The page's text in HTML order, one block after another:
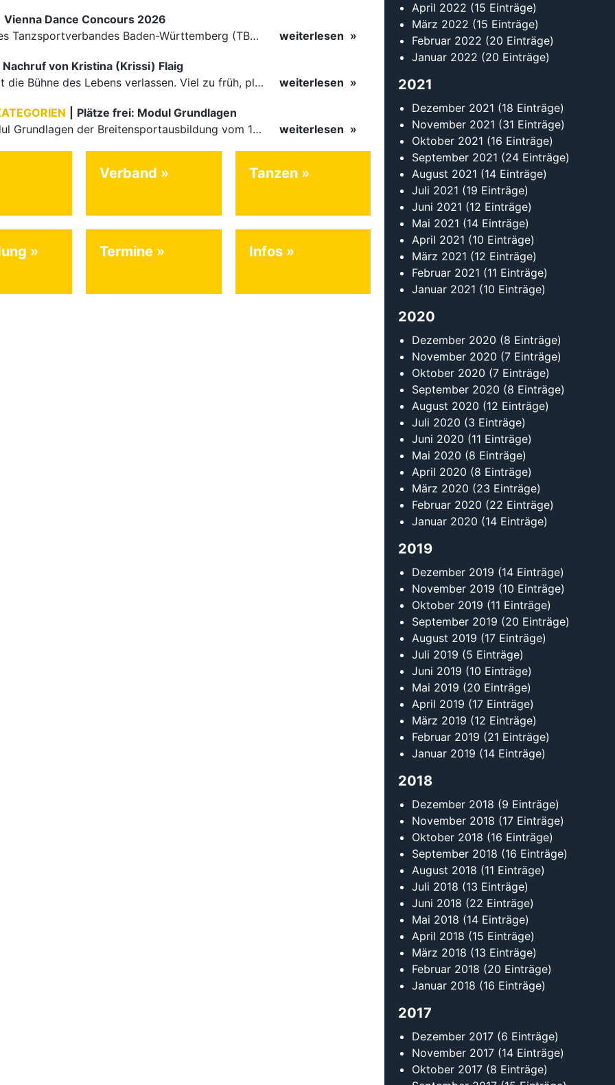
Vienna Dance Concours 2026
Die Paare des Tanzsportverbandes Baden-Württemberg (TBW) glänzten auf dem internationalen Parkett des Vienna Dance Concourse 2026 im Wiener Rathaus mit hervorragenden Platzierungen Ergebnisse unter: …
weiterlesen
Nachruf von Kristina (Krissi) Flaig
Ein Engel hat die Bühne des Lebens verlassen. Viel zu früh, plötzlich und für uns alle unfassbar, wurde unsere geliebte Kristina (Krissi) Flaig im Alter von 36 Jahren aus dem Leben gerissen. Das Tanzen…
weiterlesen
Plätze frei: Modul Grundlagen
Für das Modul Grundlagen der Breitensportausbildung vom 10. bis 13. September an der Landessportschule Albstadt sind noch Plätze frei. Das Modul kann auch für den Lizenzerhalt (30 LE fachlich) genutzt…
weiterlesen
Verband Tanzen
Termine Infos
April 2022 (15 Einträge)
März 2022 (15 Einträge)
Februar 2022 (20 Einträge)
Januar 2022 (20 Einträge)
2021
Dezember 2021 (18 Einträge)
November 2021 (31 Einträge)
Oktober 2021 (16 Einträge)
September 2021 (24 Einträge)
August 2021 (14 Einträge)
Juli 2021 (19 Einträge)
Juni 2021 (12 Einträge)
Mai 2021 (14 Einträge)
April 2021 (10 Einträge)
März 2021 (12 Einträge)
Februar 2021 (11 Einträge)
Januar 2021 (10 Einträge)
2020
Dezember 2020 (8 Einträge)
November 2020 (7 Einträge)
Oktober 2020 (7 Einträge)
September 2020 (8 Einträge)
August 2020 (12 Einträge)
Juli 2020 (3 Einträge)
Juni 2020 (11 Einträge)
Mai 2020 (8 Einträge)
April 2020 (8 Einträge)
März 2020 (23 Einträge)
Februar 2020 (22 Einträge)
Januar 2020 (14 Einträge)
2019
Dezember 2019 (14 Einträge)
November 2019 (10 Einträge)
Oktober 2019 (11 Einträge)
September 2019 (20 Einträge)
August 2019 (17 Einträge)
Juli 2019 (5 Einträge)
Juni 2019 (10 Einträge)
Mai 2019 (20 Einträge)
April 2019 (17 Einträge)
März 2019 (12 Einträge)
Februar 2019 (21 Einträge)
Januar 2019 (14 Einträge)
2018
Dezember 2018 (9 Einträge)
November 2018 (17 Einträge)
Oktober 2018 (16 Einträge)
September 2018 (16 Einträge)
August 2018 (11 Einträge)
Juli 2018 (13 Einträge)
Juni 2018 (22 Einträge)
Mai 2018 (14 Einträge)
April 2018 (15 Einträge)
März 2018 (13 Einträge)
Februar 2018 (20 Einträge)
Januar 2018 (16 Einträge)
2017
Dezember 2017 (6 Einträge)
November 2017 (14 Einträge)
Oktober 2017 (8 Einträge)